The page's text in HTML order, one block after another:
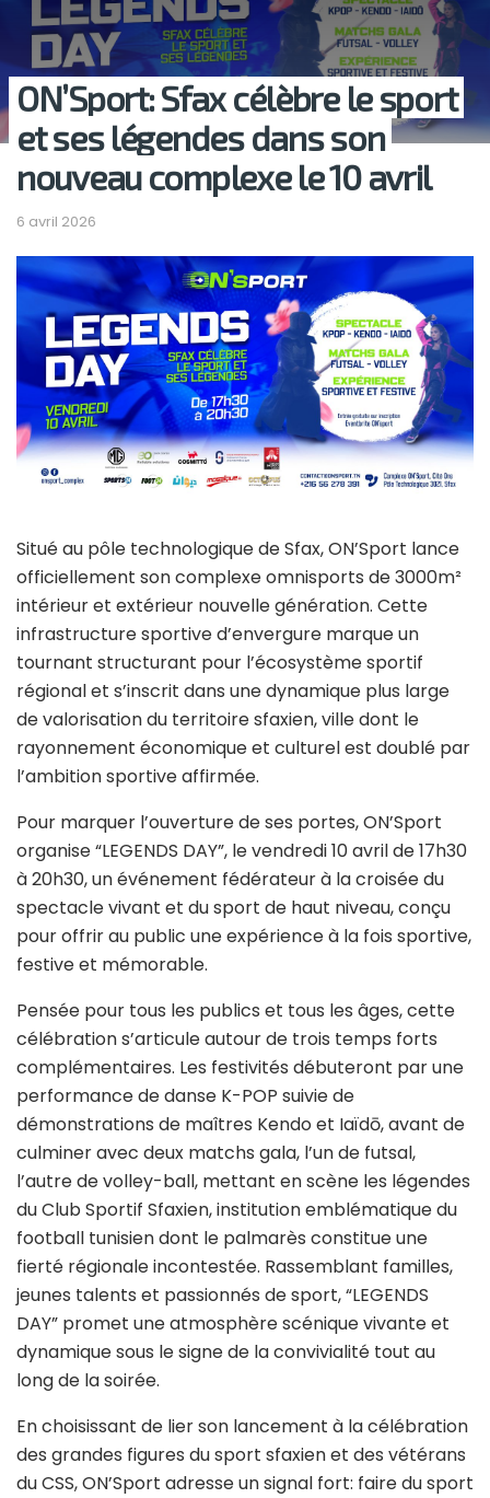
ON’Sport: Sfax célèbre le sport
et ses légendes dans son
nouveau complexe le 10 avril
6 avril 2026
Situé au pôle technologique de Sfax, ON’Sport lance
officiellement son complexe omnisports de 3000m²
intérieur et extérieur nouvelle génération. Cette
infrastructure sportive d’envergure marque un
tournant structurant pour l’écosystème sportif
régional et s’inscrit dans une dynamique plus large
de valorisation du territoire sfaxien, ville dont le
rayonnement économique et culturel est doublé par
l’ambition sportive affirmée.
Pour marquer l’ouverture de ses portes, ON’Sport
organise “LEGENDS DAY”, le vendredi 10 avril de 17h30
à 20h30, un événement fédérateur à la croisée du
spectacle vivant et du sport de haut niveau, conçu
pour offrir au public une expérience à la fois sportive,
festive et mémorable.
Pensée pour tous les publics et tous les âges, cette
célébration s’articule autour de trois temps forts
complémentaires. Les festivités débuteront par une
performance de danse K-POP suivie de
démonstrations de maîtres Kendo et Iaïdō, avant de
culminer avec deux matchs gala, l’un de futsal,
l’autre de volley-ball, mettant en scène les légendes
du Club Sportif Sfaxien, institution emblématique du
football tunisien dont le palmarès constitue une
fierté régionale incontestée. Rassemblant familles,
jeunes talents et passionnés de sport, “LEGENDS
DAY” promet une atmosphère scénique vivante et
dynamique sous le signe de la convivialité tout au
long de la soirée.
En choisissant de lier son lancement à la célébration
des grandes figures du sport sfaxien et des vétérans
du CSS, ON’Sport adresse un signal fort: faire du sport